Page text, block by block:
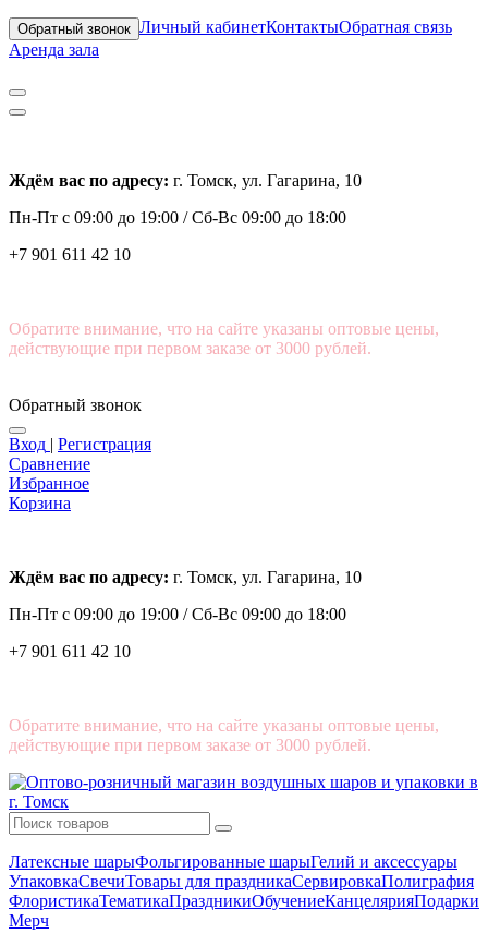
Обратный звонок Личный кабинетКонтактыОбратная связь
Аренда зала
Ждём вас по адресу: г. Томск, ул. Гагарина, 10
Пн-Пт с 09:00 до 19:00 /Сб-Вс 09:00 до 18:00
+7 901 611 42 10
Обратите внимание, что на сайте указаны оптовые цены,
действующие при первом заказе от 3000 рублей.
Обратный звонок
Вход | Регистрация
Сравнение
Избранное
Корзина
Ждём вас по адресу: г. Томск, ул. Гагарина, 10
Пн-Пт с 09:00 до 19:00 /Сб-Вс 09:00 до 18:00
+7 901 611 42 10
Обратите внимание, что на сайте указаны оптовые цены,
действующие при первом заказе от 3000 рублей.
Латексные шарыФольгированные шарыГелий и аксессуары
УпаковкаСвечиТовары для праздникаСервировкаПолиграфия
ФлористикаТематикаПраздникиОбучениеКанцелярияПодарки
Мерч